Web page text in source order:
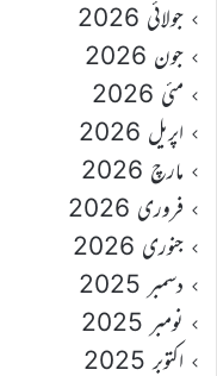
جولائی 2026
جون 2026
مئی 2026
اپریل 2026
مارچ 2026
فروری 2026
جنوری 2026
دسمبر 2025
نومبر 2025
اکتوبر 2025